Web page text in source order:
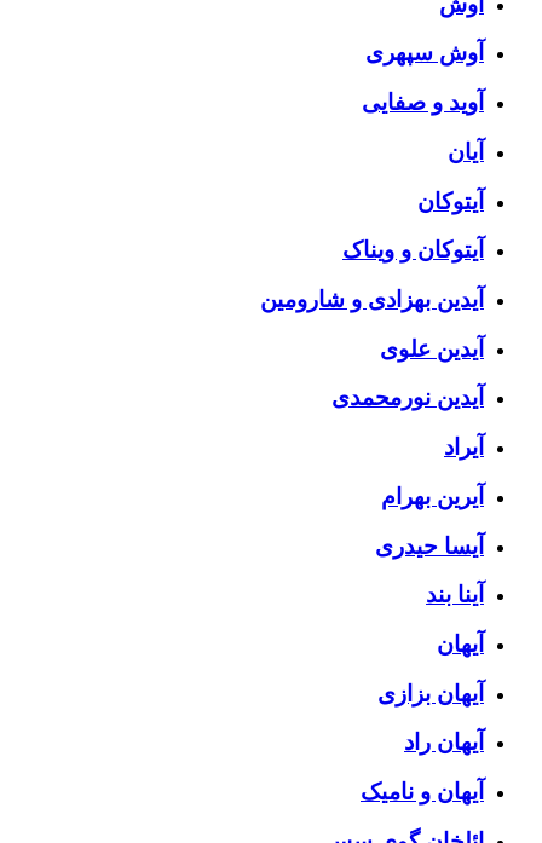
آوش سپهری
آوید و صفایی
آیان
آیتوکان
آیتوکان و ویناک
آیدین بهزادی و شارومین
آیدین علوی
آیدین نورمحمدی
آیراد
آیرین بهرام
آیسا حیدری
آینا بند
آیهان
آیهان بزازی
آیهان راد
آیهان و نامیک